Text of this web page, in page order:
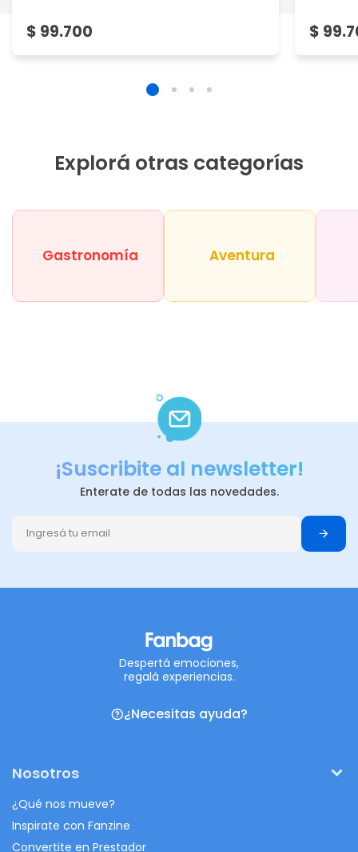
$ 99.700 $
Explorá otras categorías
Gastronomía Aventura
¡Suscribite al newsletter!
Enterate de todas las novedades.
Despertá emociones,
regalá experiencias.
¿Necesitas ayuda?
Nosotros
¿Qué nos mueve?
Inspirate con Fanzine
Convertite en Prestador